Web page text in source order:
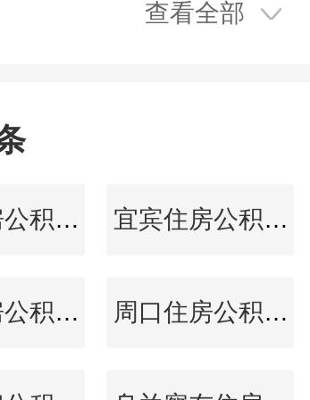
查看全部
乌海住房公积金查询 宜宾住房公积金查询
延边住房公积金查询 周口住房公积金查询